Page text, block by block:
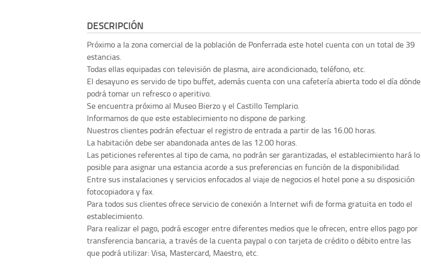
DESCRIPCIÓN
Próximo a la zona comercial de la población de Ponferrada este hotel cuenta con un total de 39
estancias.
Todas ellas equipadas con televisión de plasma, aire acondicionado, teléfono, etc.
El desayuno es servido de tipo buffet, además cuenta con una cafetería abierta todo el día dónde
podrá tomar un refresco o aperitivo.
Se encuentra próximo al Museo Bierzo y el Castillo Templario.
Informamos de que este establecimiento no dispone de parking.
Nuestros clientes podrán efectuar el registro de entrada a partir de las 16.00 horas.
La habitación debe ser abandonada antes de las 12.00 horas.
Las peticiones referentes al tipo de cama, no podrán ser garantizadas, el establecimiento hará lo
posible para asignar una estancia acorde a sus preferencias en función de la disponibilidad.
Entre sus instalaciones y servicios enfocados al viaje de negocios el hotel pone a su disposición
fotocopiadora y fax.
Para todos sus clientes ofrece servicio de conexión a Internet wifi de forma gratuita en todo el
establecimiento.
Para realizar el pago, podrá escoger entre diferentes medios que le ofrecen, entre ellos pago por
transferencia bancaria, a través de la cuenta paypal o con tarjeta de crédito o débito entre las
que podrá utilizar: Visa, Mastercard, Maestro, etc.